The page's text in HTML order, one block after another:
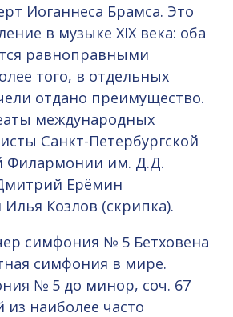
Иоганнеса Брамса. Это
в музыке XIX века: оба
равноправными
того, в отдельных
отдано преимущество.
международных
Санкт-Петербургской
Филармонии им. Д.Д.
Ерёмин
Козлов (скрипка).
симфония № 5 Бетховена
симфония в мире.
№ 5 до минор, соч. 67
из наиболее часто